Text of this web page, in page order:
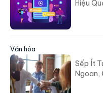
Hiệu
Văn hóa
Sếp Ít
Ngoan,